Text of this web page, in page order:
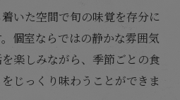
いた空間で旬の味覚を存分に
個室ならではの静かな雰囲気
楽しみながら、季節ごとの食
じっくり味わうことができま